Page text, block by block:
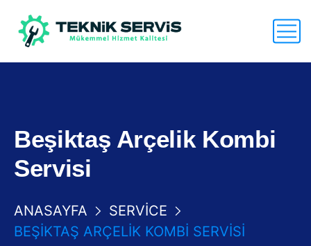
Beşiktaş Arçelik Kombi
Servisi
ANASAYFA
SERVICE
BEŞIKTAŞ ARÇELIK KOMBI SERVISI